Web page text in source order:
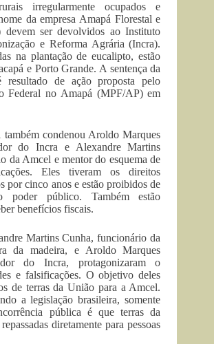
irregularmente ocupados e
da empresa Amapá Florestal e
devem ser devolvidos ao Instituto
e Reforma Agrária (Incra).
na plantação de eucalipto, estão
e Porto Grande. A sentença da
resultado de ação proposta pelo
Federal no Amapá (MPF/AP) em
condenou Aroldo Marques
do Incra e Alexandre Martins
da Amcel e mentor do esquema de
Eles tiveram os direitos
por cinco anos e estão proibidos de
poder público. Também estão
benefícios fiscais.
Martins Cunha, funcionário da
da madeira, e Aroldo Marques
do Incra, protagonizaram o
e falsificações. O objetivo deles
de terras da União para a Amcel.
a legislação brasileira, somente
pública é que terras da
diretamente para pessoas